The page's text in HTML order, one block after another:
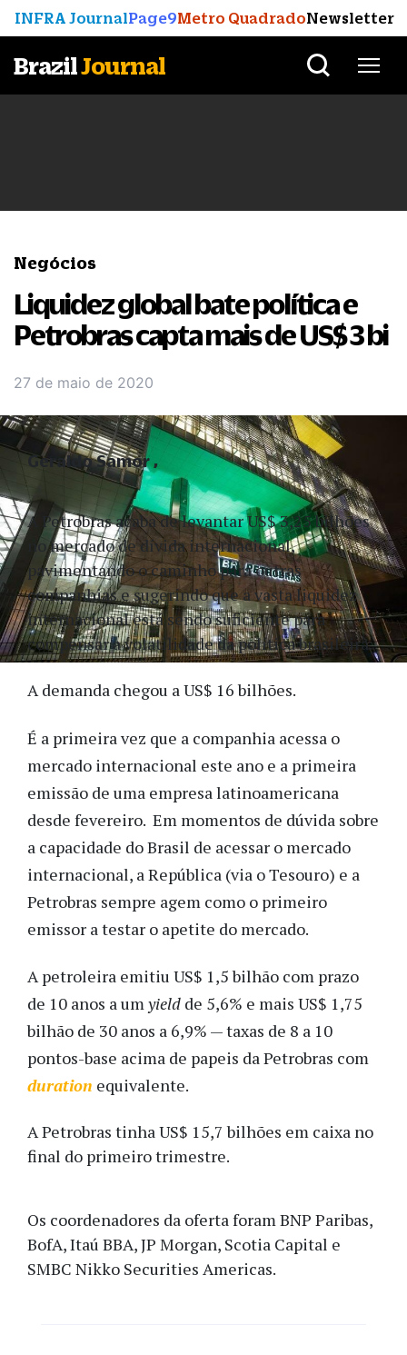
INFRA JournalPage9Metro QuadradoNewsletter
BrazilJournal
Negócios
Liquidez global bate política e
Petrobras capta mais de US$ 3 bi
27 de maio de 2020
A Petrobras acaba de levantar US$ 3,25 bilhões
no mercado de dívida internacional,
pavimentando o caminho para outras
companhias e sugerindo que a vasta liquidez
internacional está sendo suficiente para
compensar a volatilidade da política brasileira.
A demanda chegou a US$ 16 bilhões.
É a primeira vez que a companhia acessa o
mercado internacional este ano e a primeira
emissão de uma empresa latinoamericana
desde fevereiro. Em momentos de dúvida sobre
a capacidade do Brasil de acessar o mercado
internacional, a República (via o Tesouro) e a
Petrobras sempre agem como o primeiro
emissor a testar o apetite do mercado.
A petroleira emitiu US$ 1,5 bilhão com prazo
de 10 anos a umyield de 5,6% e mais US$ 1,75
bilhão de 30 anos a 6,9% — taxas de 8 a 10
pontos-base acima de papeis da Petrobras com
duration equivalente.
A Petrobras tinha US$ 15,7 bilhões em caixa no
final do primeiro trimestre.
Os coordenadores da oferta foram BNP Paribas,
BofA, Itaú BBA, JP Morgan, Scotia Capital e
SMBC Nikko Securities Americas.
Geraldo Samor